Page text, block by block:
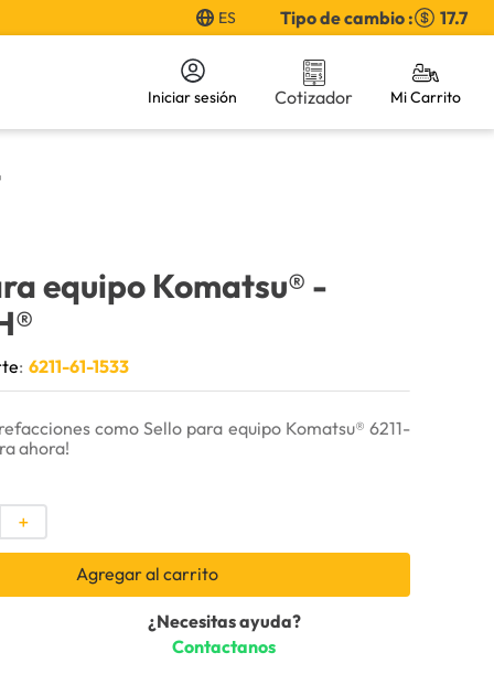
ES Tipo de cambio : 17.7
Iniciar sesión Cotizador
equipo Komatsu® -
: 6211-61-1533
como Sello para equipo Komatsu® 6211-
ahora!
＋
Agregar al carrito
¿Necesitas ayuda?
Contactanos